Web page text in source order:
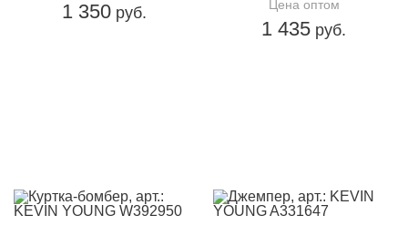
1 350 руб.
Цена оптом
1 435 руб.